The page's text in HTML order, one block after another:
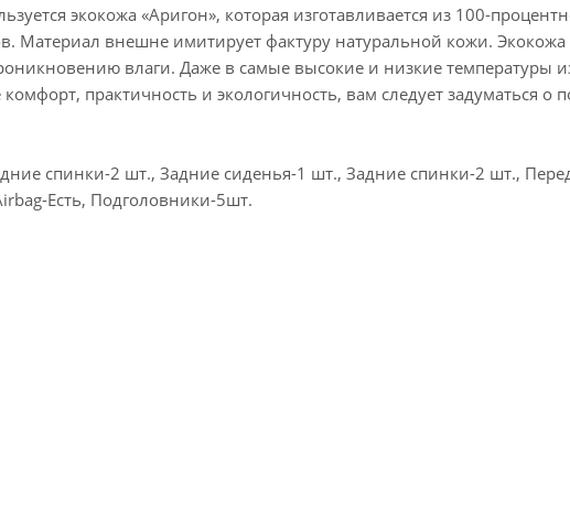
экокожа «Аригон», которая изготавливается из 100-
Материал внешне имитирует фактуру натуральной кожи. Экокожа
влаги. Даже в самые высокие и низкие температуры
практичность и экологичность, вам следует задуматься о
спинки-2 шт., Задние сиденья-1 шт., Задние спинки-2 шт.,
Есть, Подголовники-5шт.